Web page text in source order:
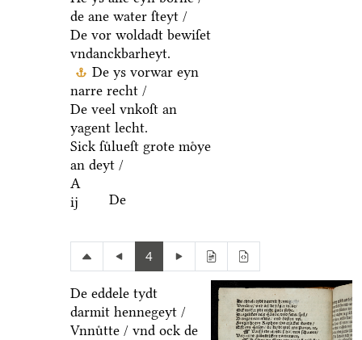
de ane water ſteyt /
De vor woldadt bewiſet
vndanckbarheyt.
De ys vorwar eyn
narre recht /
De veel vnkoſt an
yagent lecht.
Sick ſuͤlueſt grote moͤye
an deyt /
A
ij
De
4
De eddele tydt
darmit hennegeyt /
Vnnuͤtte / vnd ock de